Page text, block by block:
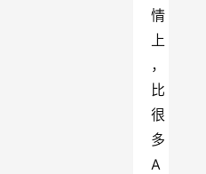
情
上
，
比
很
多
A